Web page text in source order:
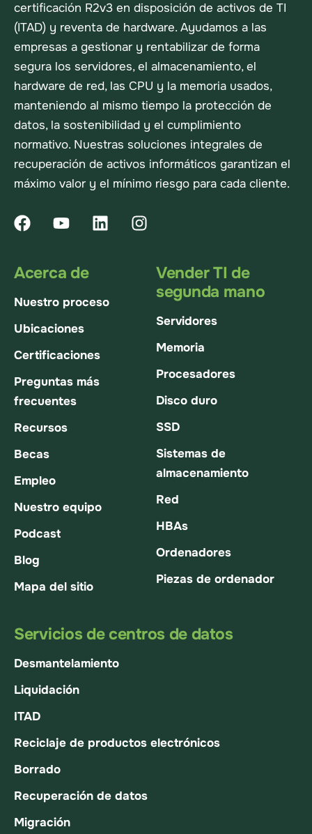
certificación R2v3 en disposición de activos de TI
(ITAD) y reventa de hardware. Ayudamos a las
empresas a gestionar y rentabilizar de forma
segura los servidores, el almacenamiento, el
hardware de red, las CPU y la memoria usados,
manteniendo al mismo tiempo la protección de
datos, la sostenibilidad y el cumplimiento
normativo. Nuestras soluciones integrales de
recuperación de activos informáticos garantizan el
máximo valor y el mínimo riesgo para cada cliente.
Acerca de
Nuestro proceso
Ubicaciones
Certificaciones
Preguntas más
frecuentes
Recursos
Becas
Empleo
Nuestro equipo
Podcast
Blog
Mapa del sitio
Vender TI de
segunda mano
Servidores
Memoria
Procesadores
Disco duro
SSD
Sistemas de
almacenamiento
Red
HBAs
Ordenadores
Piezas de ordenador
Servicios de centros de datos
Desmantelamiento
Liquidación
ITAD
Reciclaje de productos electrónicos
Borrado
Recuperación de datos
Migración